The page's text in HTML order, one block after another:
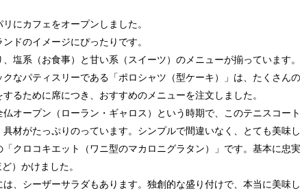
にカフェをオープンしました。
ドのイメージにぴったりです。
塩系（お食事）と甘い系（スイーツ）のメニューが揃っています。
なパティスリーである「ポロシャツ（型ケーキ）」は、たくさん
るために席につき、おすすめのメニューを注文しました。
仏オープン（ローラン・ギャロス）という時期で、このテニスコー
材がたっぷりのっています。シンプルで間違いなく、とても美味し
「クロコキエット（ワニ型のマカロニグラタン）」です。基本に忠
）かけました。
、シーザーサラダもあります。独創的な盛り付けで、本当に美味し